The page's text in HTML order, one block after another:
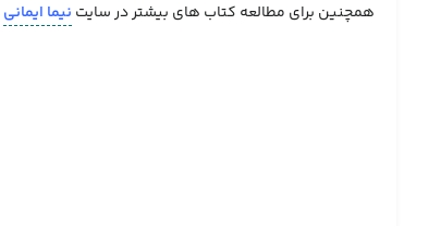
همچنین برای مطالعه کتاب های بیشتر در سایت نیما ایمانی